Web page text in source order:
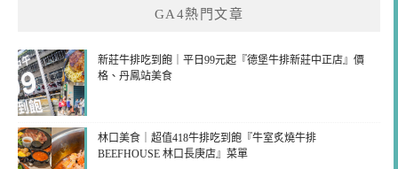
GA4熱門文章
新莊牛排吃到飽｜平日99元起『德堡牛排新莊中正店』價
格、丹鳳站美食
林口美食｜超值418牛排吃到飽『牛室炙燒牛排
BEEFHOUSE 林口長庚店』菜單